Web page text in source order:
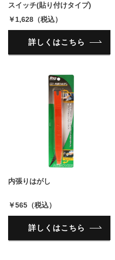
スイッチ(貼り付けタイプ)
￥1,628（税込）
詳しくはこちら
内張りはがし
￥565（税込）
詳しくはこちら